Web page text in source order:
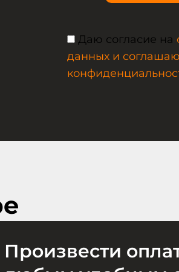
Даю согласие на
данных и
Произвести